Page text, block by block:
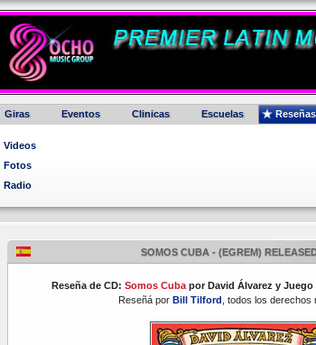
Giras Eventos Clinicas Escuelas Reseñas
Videos
Fotos
Radio
SOMOS CUBA - (EGREM)
Reseña de CD: Somos Cubapor David Álvarez y Juego
Reseñá por Bill Tilford , todos los